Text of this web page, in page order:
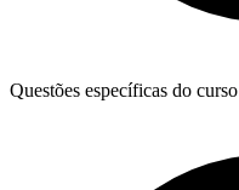
Questões específicas do curso